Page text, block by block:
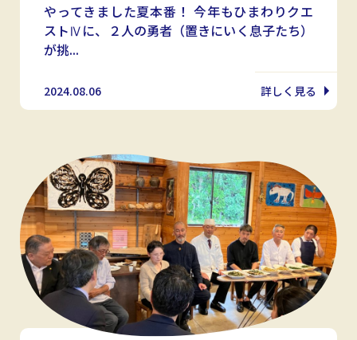
やってきました夏本番！ 今年もひまわりクエ
ストⅣに、２人の勇者（置きにいく息子たち）
が挑...
2024.08.06 詳しく見る